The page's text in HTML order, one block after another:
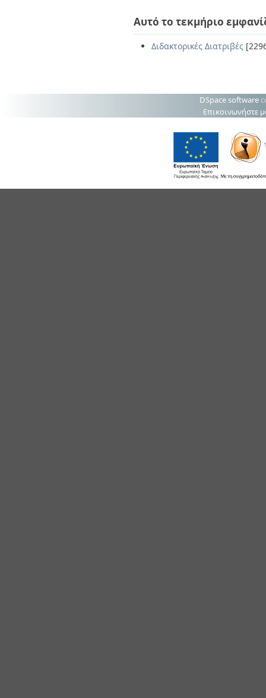
Αυτό το τεκμήριο
Διδακτορικές Διατριβές
DSpace software
Επικοινωνήστε